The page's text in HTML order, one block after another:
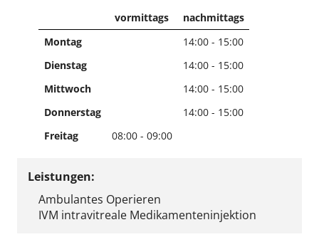
vormittags
nachmittags
Montag
14:00 - 15:00
Dienstag
14:00 - 15:00
Mittwoch
14:00 - 15:00
Donnerstag
14:00 - 15:00
Freitag
08:00 - 09:00
Leistungen:
Ambulantes Operieren
IVM intravitreale Medikamenteninjektion